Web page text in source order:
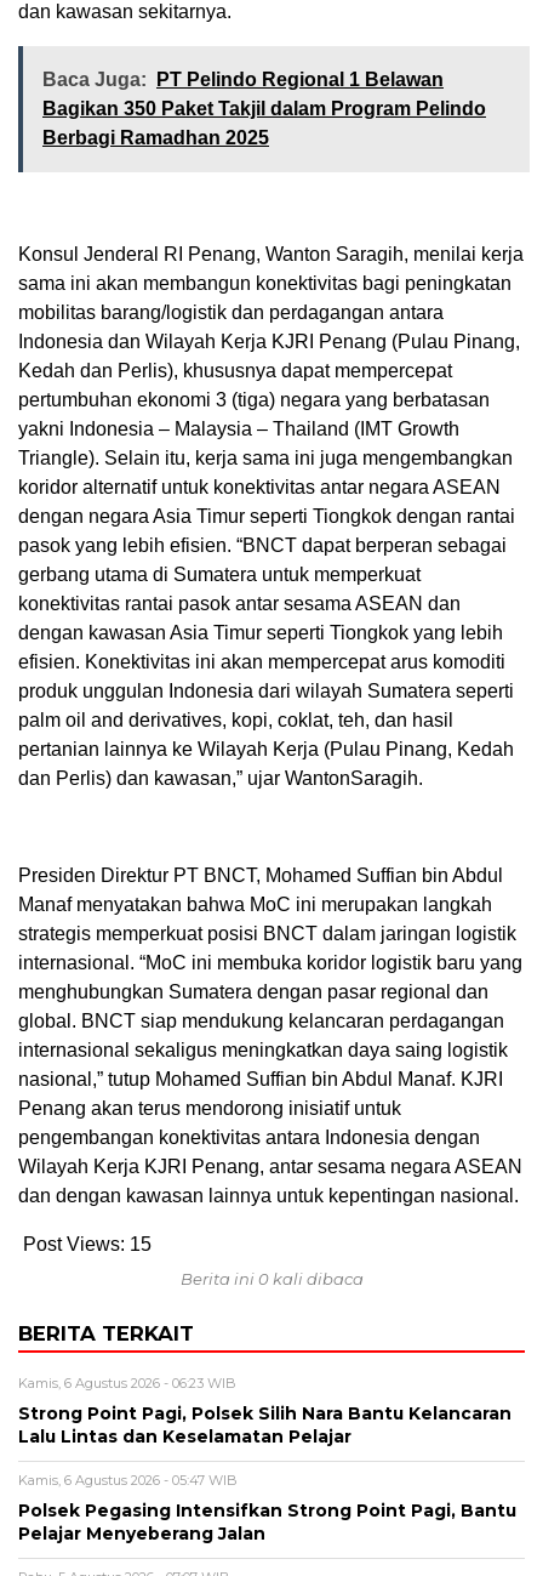
dan kawasan sekitarnya.
Baca Juga:
PT Pelindo Regional 1 Belawan
Bagikan 350 Paket Takjil dalam Program Pelindo
Berbagi Ramadhan 2025
Konsul Jenderal RI Penang, Wanton Saragih, menilai kerja
sama ini akan membangun konektivitas bagi peningkatan
mobilitas barang/logistik dan perdagangan antara
Indonesia dan Wilayah Kerja KJRI Penang (Pulau Pinang,
Kedah dan Perlis), khususnya dapat mempercepat
pertumbuhan ekonomi 3 (tiga) negara yang berbatasan
yakni Indonesia – Malaysia – Thailand (IMT Growth
Triangle). Selain itu, kerja sama ini juga mengembangkan
koridor alternatif untuk konektivitas antar negara ASEAN
dengan negara Asia Timur seperti Tiongkok dengan rantai
pasok yang lebih efisien. “BNCT dapat berperan sebagai
gerbang utama di Sumatera untuk memperkuat
konektivitas rantai pasok antar sesama ASEAN dan
dengan kawasan Asia Timur seperti Tiongkok yang lebih
efisien. Konektivitas ini akan mempercepat arus komoditi
produk unggulan Indonesia dari wilayah Sumatera seperti
palm oil and derivatives, kopi, coklat, teh, dan hasil
pertanian lainnya ke Wilayah Kerja (Pulau Pinang, Kedah
dan Perlis) dan kawasan,” ujar WantonSaragih.
Presiden Direktur PT BNCT, Mohamed Suffian bin Abdul
Manaf menyatakan bahwa MoC ini merupakan langkah
strategis memperkuat posisi BNCT dalam jaringan logistik
internasional. “MoC ini membuka koridor logistik baru yang
menghubungkan Sumatera dengan pasar regional dan
global. BNCT siap mendukung kelancaran perdagangan
internasional sekaligus meningkatkan daya saing logistik
nasional,” tutup Mohamed Suffian bin Abdul Manaf. KJRI
Penang akan terus mendorong inisiatif untuk
pengembangan konektivitas antara Indonesia dengan
Wilayah Kerja KJRI Penang, antar sesama negara ASEAN
dan dengan kawasan lainnya untuk kepentingan nasional.
Post Views: 15
Berita ini 0 kali dibaca
BERITA TERKAIT
Kamis, 6 Agustus 2026 - 06:23 WIB
Strong Point Pagi, Polsek Silih Nara Bantu Kelancaran
Lalu Lintas dan Keselamatan Pelajar
Kamis, 6 Agustus 2026 - 05:47 WIB
Polsek Pegasing Intensifkan Strong Point Pagi, Bantu
Pelajar Menyeberang Jalan